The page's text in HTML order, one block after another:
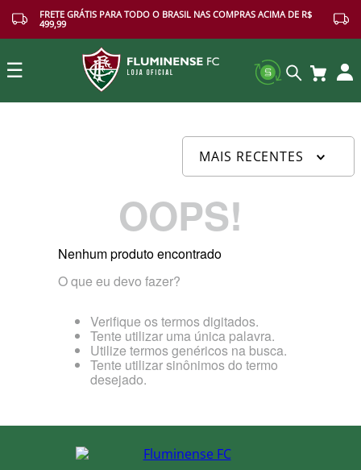
FRETE GRÁTIS PARA TODO O BRASIL NAS COMPRAS ACIMA DE R$
499,99
☰
MAIS RECENTES
OOPS!
Nenhum produto encontrado
O que eu devo fazer?
Verifique os termos digitados.
Tente utilizar uma única palavra.
Utilize termos genéricos na busca.
Tente utilizar sinônimos do termo
desejado.